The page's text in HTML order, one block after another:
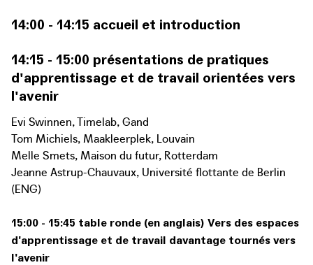
14:00 - 14:15 accueil et introduction
14:15 - 15:00 présentations de pratiques
d'apprentissage et de travail orientées vers
l'avenir
Evi Swinnen, Timelab, Gand
Tom Michiels, Maakleerplek, Louvain
Melle Smets, Maison du futur, Rotterdam
Jeanne Astrup-Chauvaux, Université flottante de Berlin
(ENG)
15:00 - 15:45 table ronde (en anglais) Vers des espaces
d'apprentissage et de travail davantage tournés vers
l'avenir